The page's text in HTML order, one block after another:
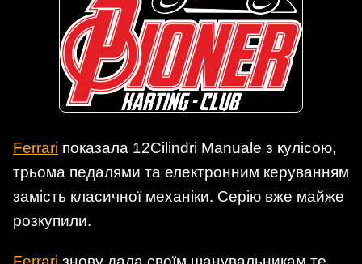
Ferrari показала 12Cilindri Manuale з кулісою,
трьома педалями та електронним керуванням
замість класичної механіки. Серію вже майже
розкупили.